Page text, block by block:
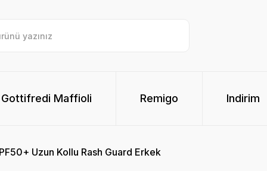
Gottifredi Maffioli Remigo Indirim
Uzun Kollu Rash Guard Erkek